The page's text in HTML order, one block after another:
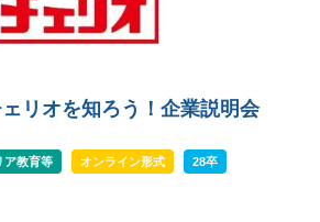
ェリオを知ろう！企業説明会
ア教育等 オンライン形式 28卒